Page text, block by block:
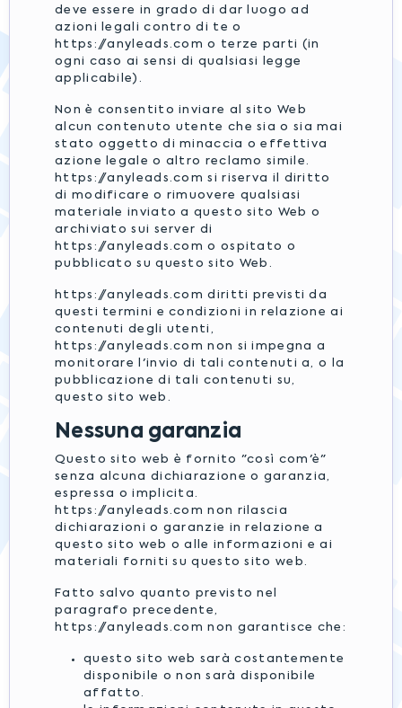
deve essere in grado di dar luogo ad
azioni legali contro di te o
https://anyleads.com o terze parti (in
ogni caso ai sensi di qualsiasi legge
applicabile).
Non è consentito inviare al sito Web
alcun contenuto utente che sia o sia mai
stato oggetto di minaccia o effettiva
azione legale o altro reclamo simile.
https://anyleads.com si riserva il diritto
di modificare o rimuovere qualsiasi
materiale inviato a questo sito Web o
archiviato sui server di
https://anyleads.com o ospitato o
pubblicato su questo sito Web.
https://anyleads.com diritti previsti da
questi termini e condizioni in relazione ai
contenuti degli utenti,
https://anyleads.com non si impegna a
monitorare l'invio di tali contenuti a, o la
pubblicazione di tali contenuti su,
questo sito web.
Nessuna garanzia
Questo sito web è fornito "così com'è"
senza alcuna dichiarazione o garanzia,
espressa o implicita.
https://anyleads.com non rilascia
dichiarazioni o garanzie in relazione a
questo sito web o alle informazioni e ai
materiali forniti su questo sito web.
Fatto salvo quanto previsto nel
paragrafo precedente,
https://anyleads.com non garantisce che:
questo sito web sarà costantemente
disponibile o non sarà disponibile
affatto.